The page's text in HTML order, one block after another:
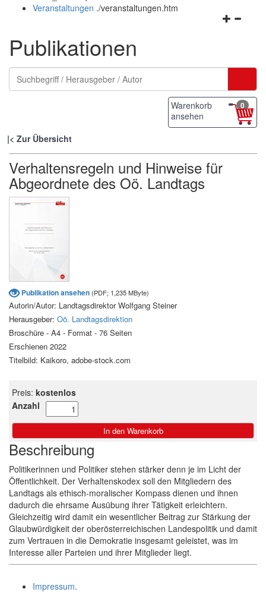
schließen
Veranstaltungen ./veranstaltungen.htm
Publikationen
Warenkorb
ansehen
0
Zur Übersicht
Verhaltensregeln und Hinweise für
Abgeordnete des Oö. Landtags
Publikation ansehen (PDF; 1,235 MByte)
Autorin/Autor: Landtagsdirektor Wolfgang Steiner
Herausgeber: Oö. Landtagsdirektion
Broschüre - A4 - Format - 76 Seiten
Erschienen 2022
Titelbild: Kaikoro, adobe-stock.com
Preis: kostenlos
Anzahl
Beschreibung
Politikerinnen und Politiker stehen stärker denn je im Licht der
Öffentlichkeit. Der Verhaltenskodex soll den Mitgliedern des
Landtags als ethisch-moralischer Kompass dienen und ihnen
dadurch die ehrsame Ausübung ihrer Tätigkeit erleichtern.
Gleichzeitig wird damit ein wesentlicher Beitrag zur Stärkung der
Glaubwürdigkeit der oberösterreichischen Landespolitik und damit
zum Vertrauen in die Demokratie insgesamt geleistet, was im
Interesse aller Parteien und ihrer Mitglieder liegt.
Impressum.